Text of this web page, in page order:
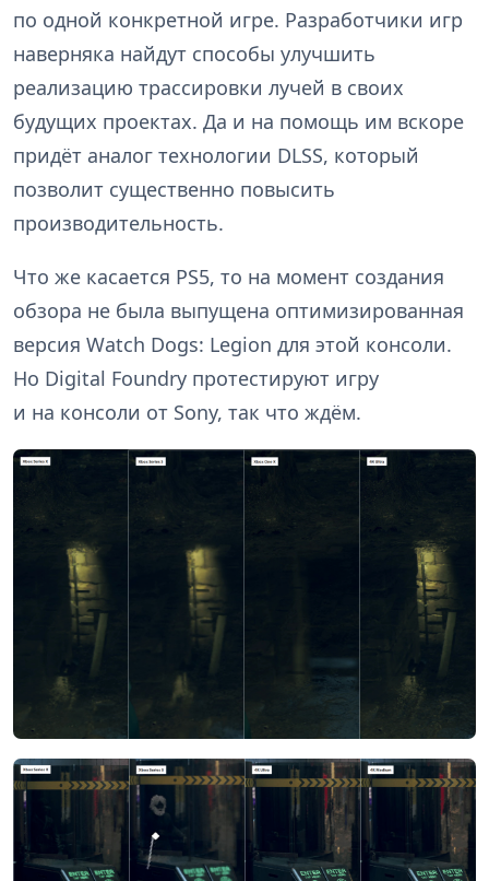
по одной конкретной игре. Разработчики игр
наверняка найдут способы улучшить
реализацию трассировки лучей в своих
будущих проектах. Да и на помощь им вскоре
придёт аналог технологии DLSS, который
позволит существенно повысить
производительность.
Что же касается PS5, то на момент создания
обзора не была выпущена оптимизированная
версия Watch Dogs: Legion для этой консоли.
Но Digital Foundry протестируют игру
и на консоли от Sony, так что ждём.